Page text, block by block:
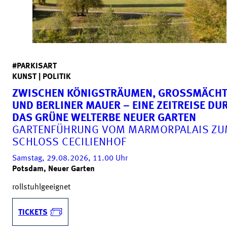
#PARKISART
KUNST | POLITIK
ZWISCHEN KÖNIGSTRÄUMEN,
ND BERLINER MAUER – EINE ZEITREISE
AS GRÜNE WELTERBE NEUER GARTEN
GARTENFÜHRUNG VOM MARMORPALAIS
SCHLOSS CECILIENHOF
Samstag, 29.08.2026, 11.00 Uhr
Potsdam, Neuer Garten
rollstuhlgeeignet
TICKETS